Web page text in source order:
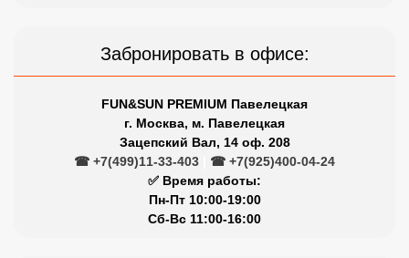
Забронировать в офисе:
FUN&SUN PREMIUM Павелецкая
г. Москва, м. Павелецкая
Зацепский Вал, 14 оф. 208
☎ +7(499)11-33-403
☎ +7(925)400-04-24
✅ Время работы:
Пн-Пт 10:00-19:00
Сб-Вс 11:00-16:00